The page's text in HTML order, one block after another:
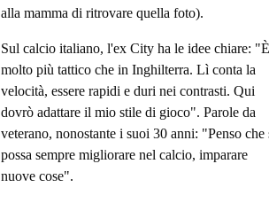
alla mamma di ritrovare quella foto).
Sul calcio italiano, l'ex City ha le idee chiare: "È
molto più tattico che in Inghilterra. Lì conta la
velocità, essere rapidi e duri nei contrasti. Qui
dovrò adattare il mio stile di gioco". Parole da
veterano, nonostante i suoi 30 anni: "Penso che
possa sempre migliorare nel calcio, imparare
nuove cose".